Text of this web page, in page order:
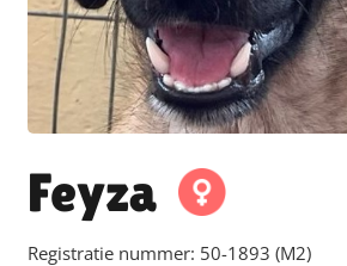
Feyza
Registratie nummer: 50-1893 (M2)